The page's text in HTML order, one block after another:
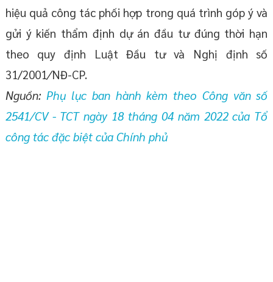
hiệu quả công tác phối hợp trong quá trình góp ý và
gửi ý kiến thẩm định dự án đầu tư đúng thời hạn
theo quy định Luật Đầu tư và Nghị định số
31/2001/NĐ-CP.
Nguồn: Phụ lục ban hành kèm theo Công văn số
2541/CV - TCT ngày 18 tháng 04 năm 2022 của Tổ
công tác đặc biệt của Chính phủ